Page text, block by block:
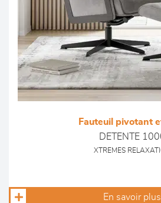
Fauteuil pivotant
DETENTE
XTREMES
En savoir plus